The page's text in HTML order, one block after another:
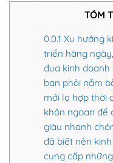
TÓM
0.0.1 Xu hướng
triển hàng
đua kinh
bạn phải nắm
mới lạ hợp thời
khôn ngoan để
giàu nhanh
đã biết nên
cung cấp